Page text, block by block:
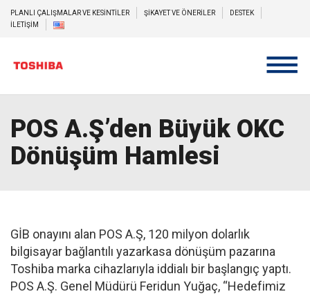
PLANLI ÇALIŞMALAR VE KESİNTİLER ŞİKAYET VE ÖNERİLER
DESTEK
İLETİŞİM
POS A.Ş’den Büyük OKC
Dönüşüm Hamlesi
GİB onayını alan POS A.Ş, 120 milyon dolarlık
bilgisayar bağlantılı yazarkasa dönüşüm pazarına
Toshiba marka cihazlarıyla iddialı bir başlangıç yaptı.
POS A.Ş. Genel Müdürü Feridun Yuğaç, “Hedefimiz